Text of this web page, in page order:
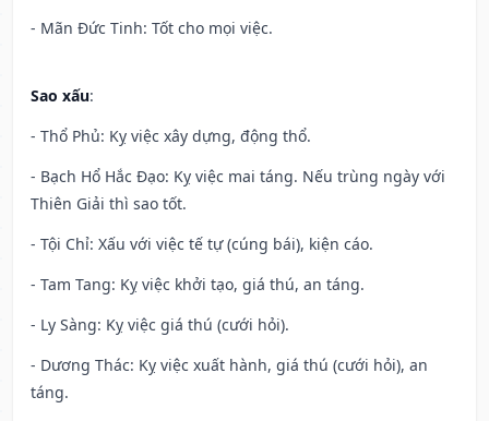
- Mãn Đức Tinh: Tốt cho mọi việc.
Sao xấu:
- Thổ Phủ: Kỵ việc xây dựng, động thổ.
- Bạch Hổ Hắc Đạo: Kỵ việc mai táng. Nếu trùng ngày với
Thiên Giải thì sao tốt.
- Tội Chỉ: Xấu với việc tế tự (cúng bái), kiện cáo.
- Tam Tang: Kỵ việc khởi tạo, giá thú, an táng.
- Ly Sàng: Kỵ việc giá thú (cưới hỏi).
- Dương Thác: Kỵ việc xuất hành, giá thú (cưới hỏi), an
táng.